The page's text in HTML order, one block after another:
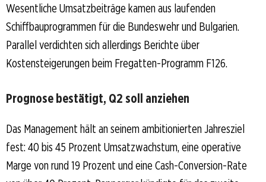
Wesentliche Umsatzbeiträge kamen aus laufenden
Schiffbauprogrammen für die Bundeswehr und Bulgarien.
Parallel verdichten sich allerdings Berichte über
Kostensteigerungen beim Fregatten-Programm F126.
Prognose bestätigt, Q2 soll anziehen
Das Management hält an seinem ambitionierten Jahresziel
fest: 40 bis 45 Prozent Umsatzwachstum, eine operative
Marge von rund 19 Prozent und eine Cash-Conversion-Rate